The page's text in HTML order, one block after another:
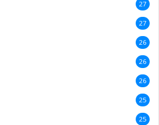
27
27
26
26
26
25
25